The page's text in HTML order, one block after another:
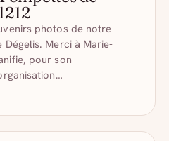
photos de notre
Dégelis. Merci à Marie-
pour son